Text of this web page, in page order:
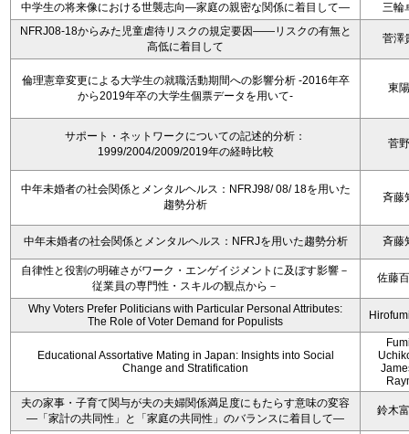
中学生の将来像における世襲志向―家庭の親密な関係に着目して―
三輪
NFRJ08-18からみた児童虐待リスクの規定要因――リスクの有無と
高低に着目して
菅澤
倫理憲章変更による大学生の就職活動期間への影響分析 -2016年卒
から2019年卒の大学生個票データを用いて-
東
サポート・ネットワークについての記述的分析：
1999/2004/2009/2019年の経時比較
菅
中年未婚者の社会関係とメンタルヘルス：NFRJ98/ 08/ 18を用いた
趨勢分析
斉藤
中年未婚者の社会関係とメンタルヘルス：NFRJを用いた趨勢分析 斉藤
自律性と役割の明確さがワーク・エンゲイジメントに及ぼす影響－
従業員の専門性・スキルの観点から－
佐藤
Why Voters Prefer Politicians with Particular Personal Attributes:
The Role of Voter Demand for Populists
Educational Assortative Mating in Japan: Insights into Social
Change and Stratification
夫の家事・子育て関与が夫の夫婦関係満足度にもたらす意味の変容
―「家計の共同性」と「家庭の共同性」のバランスに着目して―
鈴木